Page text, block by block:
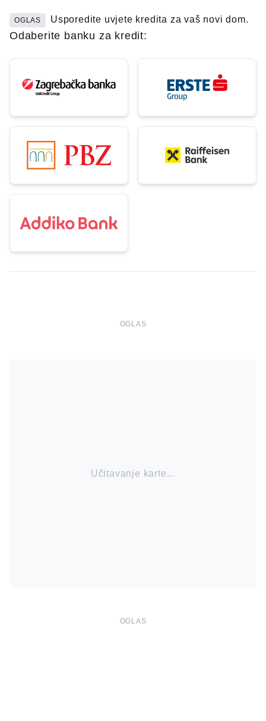
OGLAS Usporedite uvjete kredita za vaš novi dom.
Odaberite banku za kredit:
OGLAS
Učitavanje karte...
OGLAS